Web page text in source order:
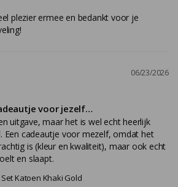
plezier ermee en bedankt voor je
06/23/2026
voor jezelf…
uitgave, maar het is wel echt heerlijk
Een cadeautje voor mezelf, omdat het
is (kleur en kwaliteit), maar ook echt
en slaapt.
Katoen Khaki Gold